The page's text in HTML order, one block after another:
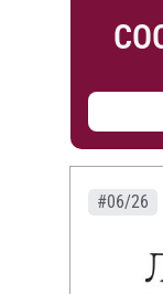
#06/26